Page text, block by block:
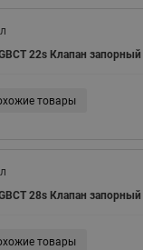
22s Клапан
товары
28s Клапан
товары